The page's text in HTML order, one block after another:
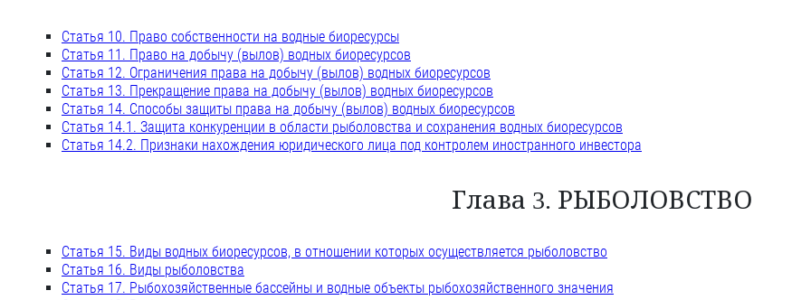
Статья 10. Право собственности на водные биоресурсы
Статья 11. Право на добычу (вылов) водных биоресурсов
Статья 12. Ограничения права на добычу (вылов) водных биоресурсов
Статья 13. Прекращение права на добычу (вылов) водных биоресурсов
Статья 14. Способы защиты права на добычу (вылов) водных биоресурсов
Статья 14.1. Защита конкуренции в области рыболовства и сохранения водных биоресурсов
Статья 14.2. Признаки нахождения юридического лица под контролем иностранного инвестора
Глава 3. РЫБОЛОВСТВО
Статья 15. Виды водных биоресурсов, в отношении которых осуществляется рыболовство
Статья 16. Виды рыболовства
Статья 17. Рыбохозяйственные бассейны и водные объекты рыбохозяйственного значения